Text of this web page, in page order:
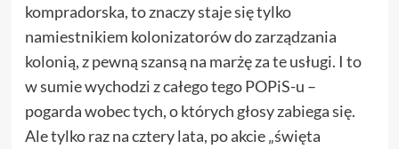
kompradorska, to znaczy staje się tylko
namiestnikiem kolonizatorów do zarządzania
kolonią, z pewną szansą na marżę za te usługi. I to
w sumie wychodzi z całego tego POPiS-u –
pogarda wobec tych, o których głosy zabiega się.
Ale tylko raz na cztery lata, po akcie „święta